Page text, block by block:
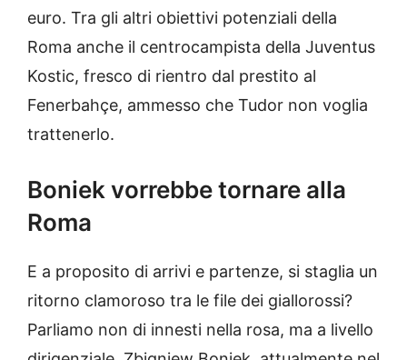
euro. Tra gli altri obiettivi potenziali della
Roma anche il centrocampista della Juventus
Kostic, fresco di rientro dal prestito al
Fenerbahçe, ammesso che Tudor non voglia
trattenerlo.
Boniek vorrebbe tornare alla
Roma
E a proposito di arrivi e partenze, si staglia un
ritorno clamoroso tra le file dei giallorossi?
Parliamo non di innesti nella rosa, ma a livello